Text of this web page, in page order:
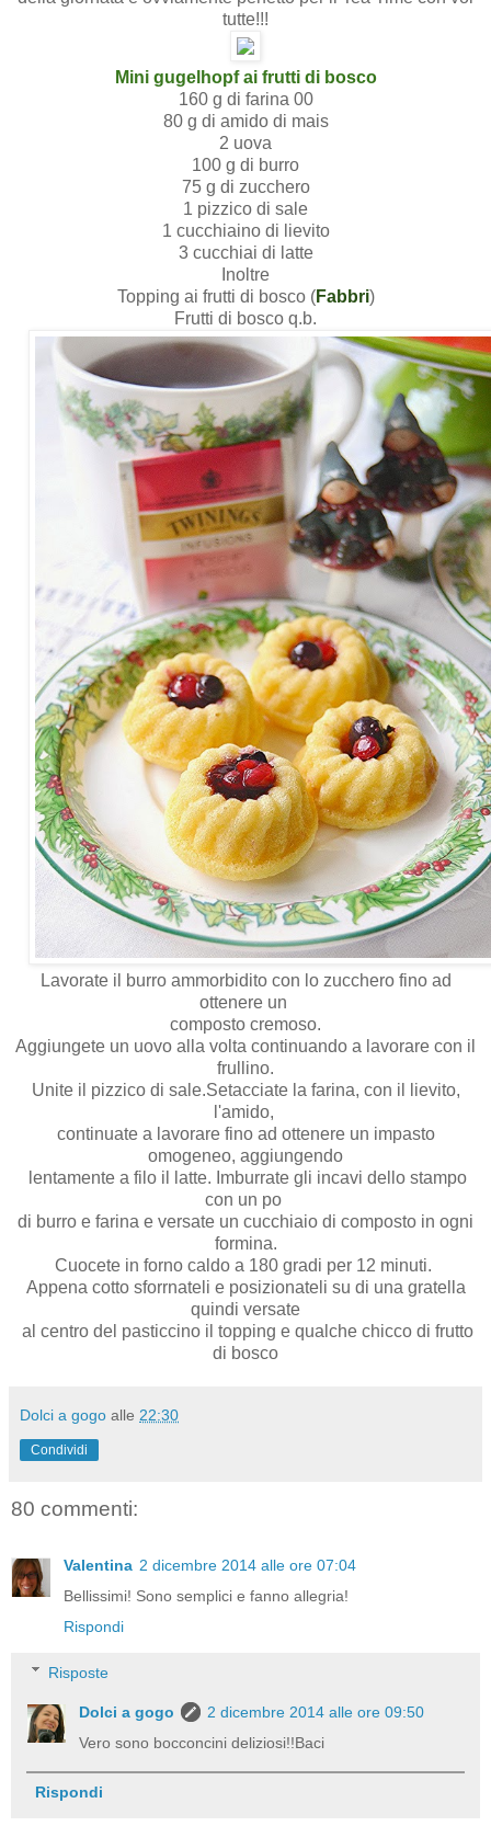
tutte!!!
Mini gugelhopf ai frutti di bosco
160 g di farina 00
80 g di amido di mais
2 uova
100 g di burro
75 g di zucchero
1 pizzico di sale
1 cucchiaino di lievito
3 cucchiai di latte
Inoltre
Topping ai frutti di bosco (Fabbri)
Frutti di bosco q.b.
Lavorate il burro ammorbidito con lo zucchero fino ad
ottenere un
composto cremoso.
Aggiungete un uovo alla volta continuando a lavorare con il
frullino.
Unite il pizzico di sale.Setacciate la farina, con il lievito,
l'amido,
continuate a lavorare fino ad ottenere un impasto
omogeneo, aggiungendo
lentamente a filo il latte. Imburrate gli incavi dello stampo
con un po
di burro e farina e versate un cucchiaio di composto in ogni
formina.
Cuocete in forno caldo a 180 gradi per 12 minuti.
Appena cotto sforrnateli e posizionateli su di una gratella
quindi versate
al centro del pasticcino il topping e qualche chicco di frutto
di bosco
Dolci a gogo alle 22:30
Condividi
80 commenti:
Valentina 2 dicembre 2014 alle ore 07:04
Bellissimi! Sono semplici e fanno allegria!
Rispondi
Risposte
Dolci a gogo
2 dicembre 2014 alle ore 09:50
Vero sono bocconcini deliziosi!!Baci
Rispondi